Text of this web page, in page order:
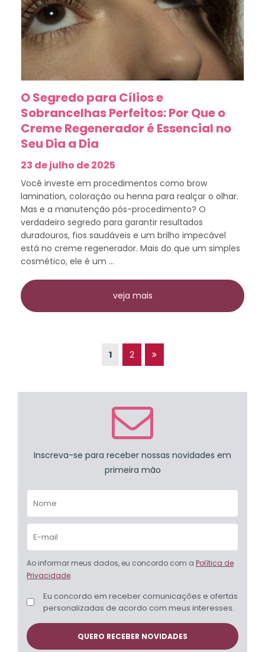
O Segredo para Cílios e
Sobrancelhas Perfeitos: Por Que o
Creme Regenerador é Essencial no
Seu Dia a Dia
23 de julho de 2025
Você investe em procedimentos como brow
lamination, coloração ou henna para realçar o olhar.
Mas e a manutenção pós-procedimento? O
verdadeiro segredo para garantir resultados
duradouros, fios saudáveis e um brilho impecável
está no creme regenerador. Mais do que um simples
cosmético, ele é um ...
veja mais
1 2
Inscreva-se para receber nossas novidades em
primeira mão
Ao informar meus dados, eu concordo com a Política de
Privacidade.
Eu concordo em receber comunicações e ofertas
personalizadas de acordo com meus interesses.